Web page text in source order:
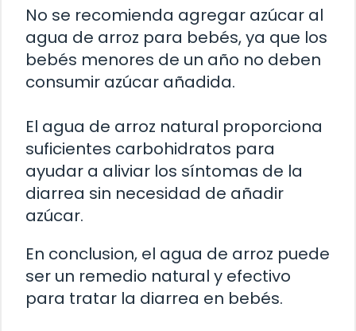
No se recomienda agregar azúcar al
agua de arroz para bebés, ya que los
bebés menores de un año no deben
consumir azúcar añadida.
El agua de arroz natural proporciona
suficientes carbohidratos para
ayudar a aliviar los síntomas de la
diarrea sin necesidad de añadir
azúcar.
En conclusion, el agua de arroz puede
ser un remedio natural y efectivo
para tratar la diarrea en bebés.